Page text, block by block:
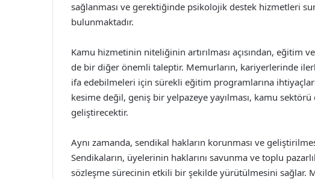
sağlanması ve gerektiğinde psikolojik destek hizmetleri
bulunmaktadır.
Kamu hizmetinin niteliğinin artırılması açısından, eğitim
de bir diğer önemli taleptir. Memurların, kariyerlerinde
ifa edebilmeleri için sürekli eğitim programlarına
kesime değil, geniş bir yelpazeye yayılması, kamu sektörü
geliştirecektir.
Aynı zamanda, sendikal hakların korunması ve
Sendikaların, üyelerinin haklarını savunma ve toplu
sözleşme sürecinin etkili bir şekilde yürütülmesini sağlar.